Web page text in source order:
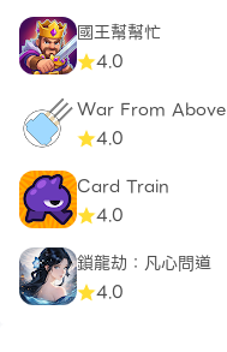
國王幫幫忙
4.0
War From Above
4.0
Card Train
4.0
鎖龍劫：凡心問道
4.0